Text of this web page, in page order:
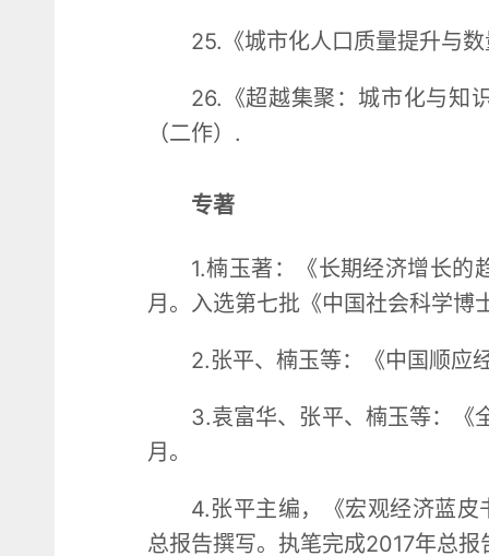
25.《城市化人口质量提升与
26.《超越集聚：城市化与知
（二作）.
专著
1.楠玉著：《长期经济增长的
月。入选第七批《中国社会科学博
2.张平、楠玉等：《中国顺应
3.袁富华、张平、楠玉等：《
月。
4.张平主编，《宏观经济蓝
总报告撰写。执笔完成2017年总